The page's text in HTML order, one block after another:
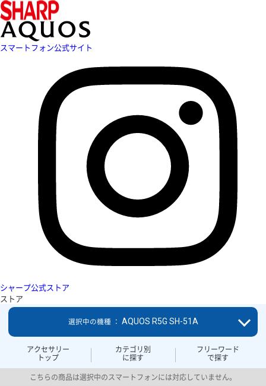
スマートフォン公式サイト
シャープ公式ストア
ストア
アクセサリー
トップ
カテゴリ別
に探す
フリーワード
で探す
選択中の機種 ： AQUOS R5G SH-51A
こちらの商品は選択中のスマートフォンには対応していません。